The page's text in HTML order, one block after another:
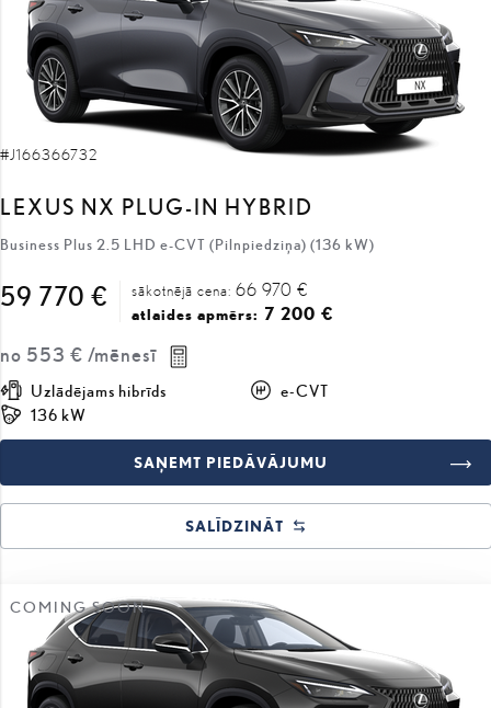
#J166366732
LEXUS NX PLUG-IN HYBRID
Business Plus 2.5 LHD e-CVT (Pilnpiedziņa) (136 kW)
59 770 € sākotnējā cena: 66 970 €
atlaides apmērs: 7 200 €
no 553 € /mēnesī
Uzlādējams hibrīds
e-CVT
136 kW
SAŅEMT PIEDĀVĀJUMU
SALĪDZINĀT
COMING SOON